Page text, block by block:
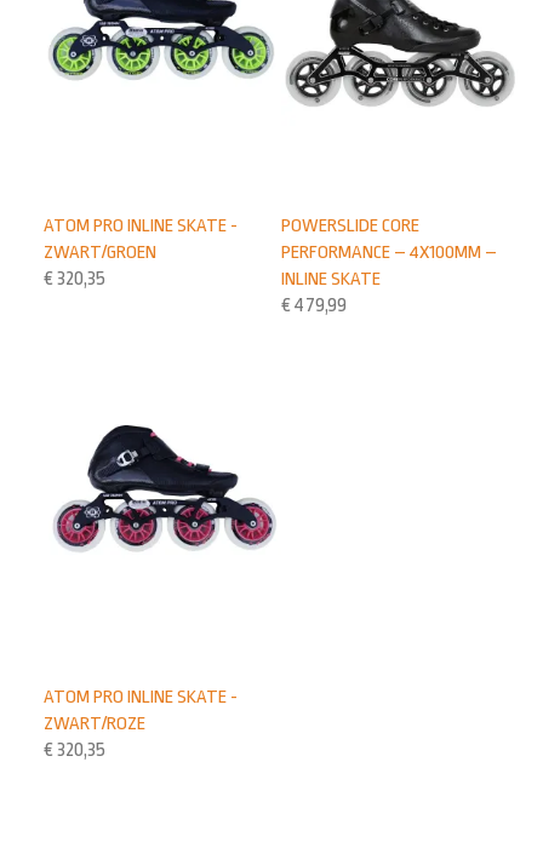
POWERSLIDE CORE
PERFORMANCE – 4X100MM –
INLINE SKATE
€ 479,99
ATOM PRO INLINE SKATE -
ZWART/GROEN
€ 320,35
ATOM PRO INLINE SKATE -
ZWART/ROZE
€ 320,35